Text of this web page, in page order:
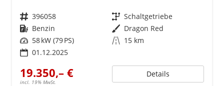
Fahrzeugnr. 396058 Getriebe Schaltgetriebe
Kraftstoff Benzin Außenfarbe Dragon Red
Leistung 58 kW (79 PS) Kilometerstand 15 km
01.12.2025
19.350,– €
incl. 19% MwSt.
Details